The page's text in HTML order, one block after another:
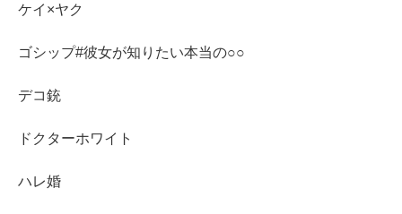
ケイ×ヤク
ゴシップ#彼女が知りたい本当の○○
デコ銃
ドクターホワイト
ハレ婚